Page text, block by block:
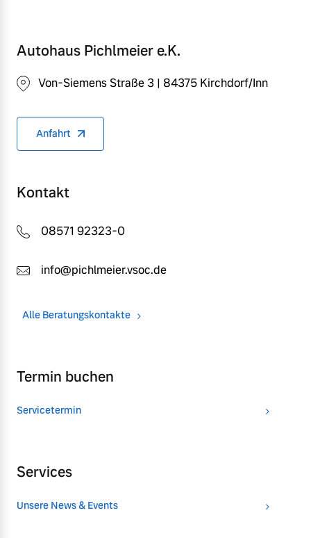
Autohaus Pichlmeier e.K.
Von-Siemens Straße 3 | 84375 Kirchdorf/Inn
Anfahrt
Kontakt
08571 92323-0
info@pichlmeier.vsoc.de
Alle Beratungskontakte
Termin buchen
Servicetermin
Services
Unsere News & Events